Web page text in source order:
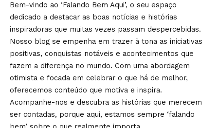
Bem-vindo ao ‘Falando Bem Aqui’, o seu espaço
dedicado a destacar as boas notícias e histórias
inspiradoras que muitas vezes passam despercebidas.
Nosso blog se empenha em trazer à tona as iniciativas
positivas, conquistas notáveis e acontecimentos que
fazem a diferença no mundo. Com uma abordagem
otimista e focada em celebrar o que há de melhor,
oferecemos conteúdo que motiva e inspira.
Acompanhe-nos e descubra as histórias que merecem
ser contadas, porque aqui, estamos sempre ‘falando